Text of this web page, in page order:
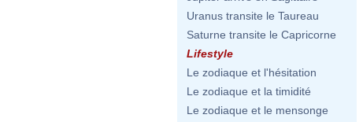
Uranus transite le Taureau
Saturne transite le Capricorne
Lifestyle
Le zodiaque et l'hésitation
Le zodiaque et la timidité
Le zodiaque et le mensonge